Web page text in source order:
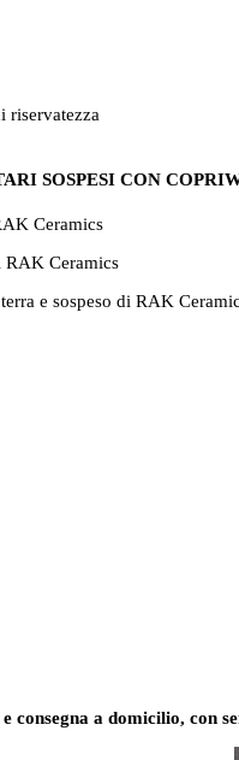
riservatezza
SOSPESI CON
Ceramics
RAK Ceramics
e sospeso di RAK
consegna a domicilio, con